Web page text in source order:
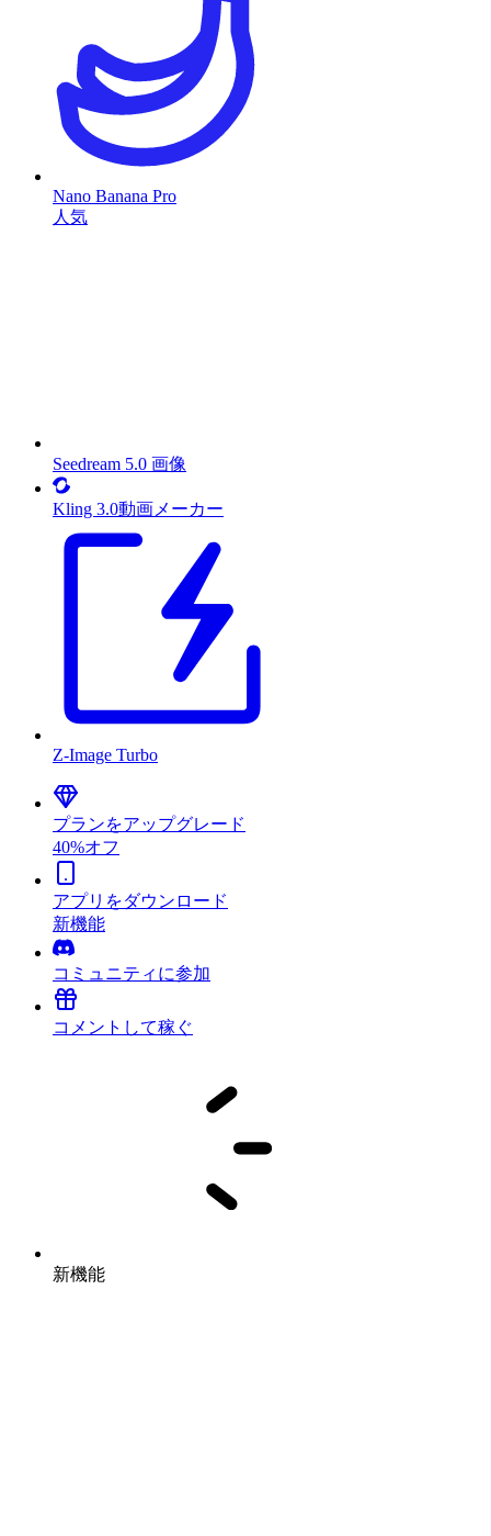
Nano Banana Pro
人気
Seedream 5.0 画像
Kling 3.0動画メーカー
Z-Image Turbo
プランをアップグレード
40%オフ
アプリをダウンロード
新機能
コミュニティに参加
コメントして稼ぐ
新機能